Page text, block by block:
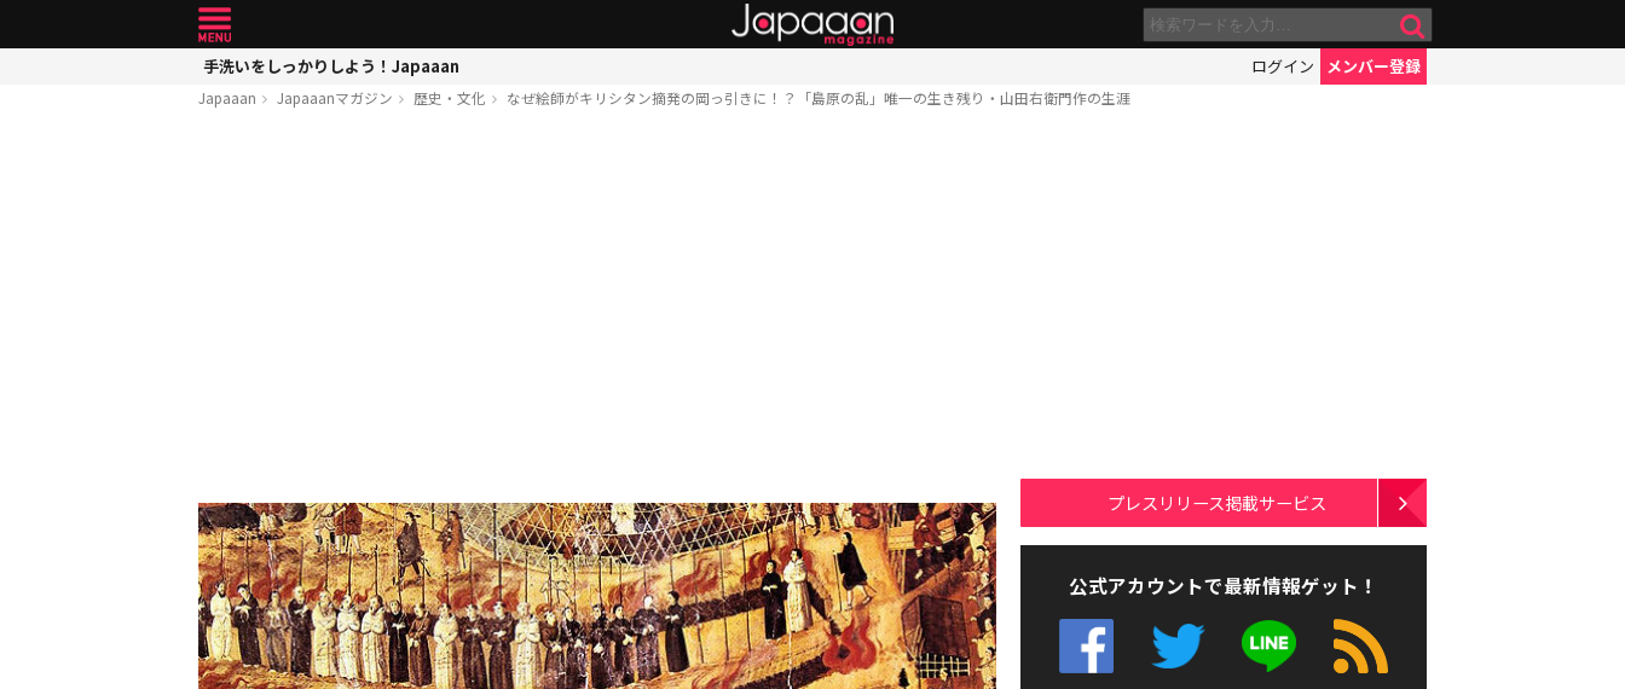
手洗いをしっかりしよう！Japaaan ログイン メンバー登録
Japaaan Japaaanマガジン 歴史・文化 なぜ絵師がキリシタン摘発の岡っ引きに！？「島原の乱」唯一の生き残り・山田右衛門作の生涯
プレスリリース掲載サービス
公式アカウントで最新情報ゲット！